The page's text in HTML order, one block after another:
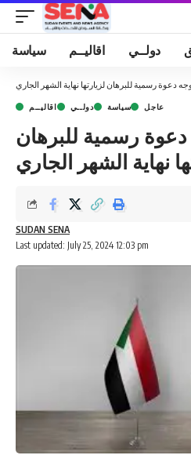
سياسة اقاليــم دولــي
دعوة رسمية للبرهان لزيارتها نهاية الشهر الجاري
اقاليــم دولــي سياسة عاجل
رسمية للبرهان
نهاية الشهر الجاري
Last updated: July 25, 2024 12:03 pm
SUDAN SENA